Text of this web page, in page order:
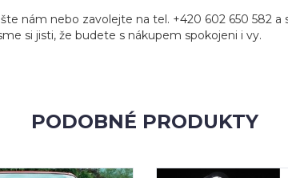
nám nebo zavolejte na tel. +420 602 650 582
si jisti, že budete s nákupem spokojeni i vy.
PODOBNÉ PRODUKTY